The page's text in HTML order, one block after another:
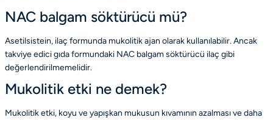
NAC balgam söktürücü mü?
Asetilsistein, ilaç formunda mukolitik ajan olarak kullanılabilir. Ancak
takviye edici gıda formundaki NAC balgam söktürücü ilaç gibi
değerlendirilmemelidir.
Mukolitik etki ne demek?
Mukolitik etki, koyu ve yapışkan mukusun kıvamının azalması ve daha